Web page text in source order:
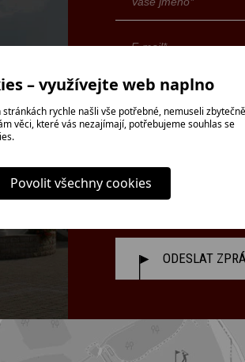
ODESLAT
– využívejte web naplno
rychle našli vše potřebné, nemuseli zbytečně
věci, které vás nezajímají, potřebujeme souhlas se
Povolit všechny cookies